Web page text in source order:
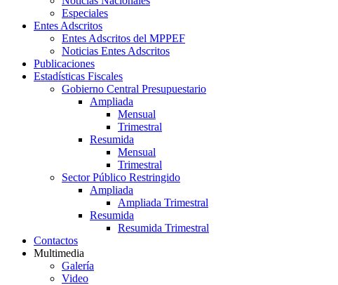
Especiales
Entes Adscritos
Entes Adscritos del MPPEF
Noticias Entes Adscritos
Publicaciones
Estadísticas Fiscales
Gobierno Central Presupuestario
Ampliada
Mensual
Trimestral
Resumida
Mensual
Trimestral
Sector Público Restringido
Ampliada
Ampliada Trimestral
Resumida
Resumida Trimestral
Contactos
Multimedia
Galería
Video